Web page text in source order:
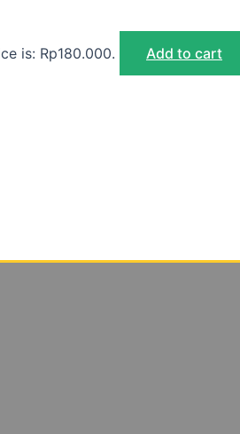
is: Rp180.000. Add to cart